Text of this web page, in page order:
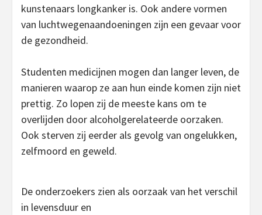
kunstenaars longkanker is. Ook andere vormen
van luchtwegenaandoeningen zijn een gevaar voor
de gezondheid.
Studenten medicijnen mogen dan langer leven, de
manieren waarop ze aan hun einde komen zijn niet
prettig. Zo lopen zij de meeste kans om te
overlijden door alcoholgerelateerde oorzaken.
Ook sterven zij eerder als gevolg van ongelukken,
zelfmoord en geweld.
De onderzoekers zien als oorzaak van het verschil
in levensduur en